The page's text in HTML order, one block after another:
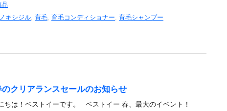
キシジル 育毛 育毛コンディショナー 育毛シャンプー
クリアランスセールのお知らせ
ちは！ベストイーです。 ベストイー 春、最大のイベント！